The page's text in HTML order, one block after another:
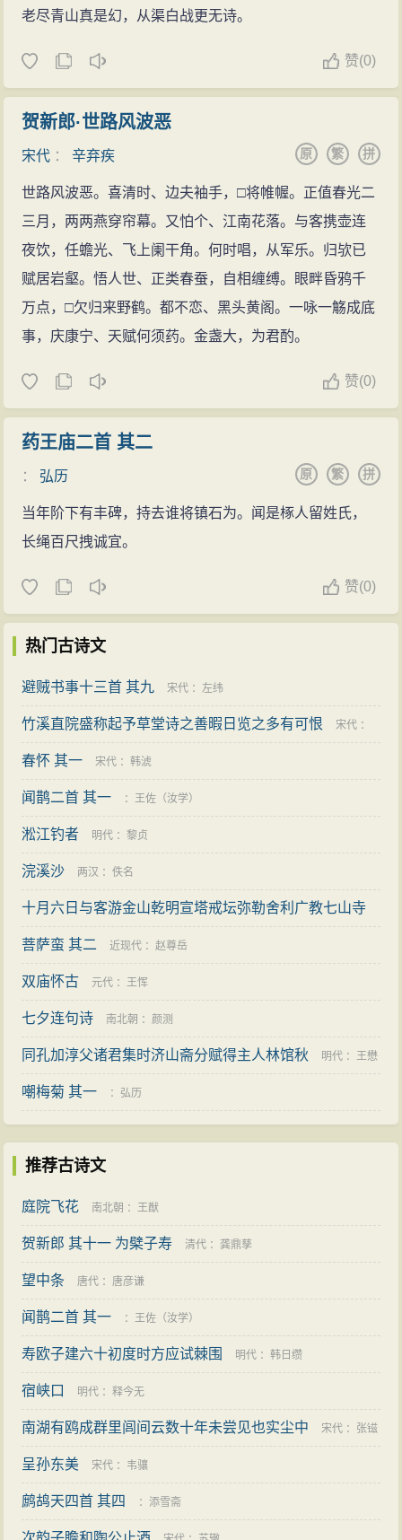
老尽青山真是幻，从渠白战更无诗。
赞(0)
贺新郎·世路风波恶
宋代 ：辛弃疾 拼
繁
原
世路风波恶。喜清时、边夫袖手，□将帷幄。正值春光二
三月，两两燕穿帘幕。又怕个、江南花落。与客携壶连
夜饮，任蟾光、飞上阑干角。何时唱，从军乐。归欤已
赋居岩壑。悟人世、正类春蚕，自相缠缚。眼畔昏鸦千
万点，□欠归来野鹤。都不恋、黑头黄阁。一咏一觞成底
事，庆康宁、天赋何须药。金盏大，为君酌。
赞(0)
药王庙二首 其二
： 弘历 拼
繁
原
当年阶下有丰碑，持去谁将镇石为。闻是椓人留姓氏，
长绳百尺拽诚宜。
赞(0)
热门古诗文
避贼书事十三首 其九 宋代 ：左纬
竹溪直院盛称起予草堂诗之善暇日览之多有可恨 宋代 ：
刘克庄
春怀 其一 宋代 ：韩淲
闻鹊二首 其一 ：王佐（汝学）
淞江钓者 明代 ：黎贞
浣溪沙 两汉 ：佚名
十月六日与客游金山乾明宣塔戒坛弥勒舍利广教七山寺
三首 其一 ： 刘摰
菩萨蛮 其二 近现代 ：赵尊岳
双庙怀古 元代 ：王恽
七夕连句诗 南北朝 ：颜测
同孔加淳父诸君集时济山斋分赋得主人林馆秋 明代 ：王懋
明
嘲梅菊 其一 ： 弘历
推荐古诗文
庭院飞花 南北朝 ：王猷
贺新郎 其十一 为檗子寿 清代 ： 龚鼎孳
望中条 唐代 ： 唐彦谦
闻鹊二首 其一 ：王佐（汝学）
寿欧子建六十初度时方应试棘围 明代 ：韩日缵
宿峡口 明代 ：释今无
南湖有鸥成群里闾间云数十年未尝见也实尘中 宋代 ： 张镃
呈孙东美 宋代 ： 韦骧
鹧鸪天四首 其四 ：添雪斋